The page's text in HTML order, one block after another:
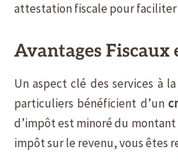
attestation fiscale pour faciliter
Avantages Fiscaux
Un aspect clé des services à
particuliers bénéficient d’un
d’impôt est minoré du
impôt sur le revenu, vous êtes